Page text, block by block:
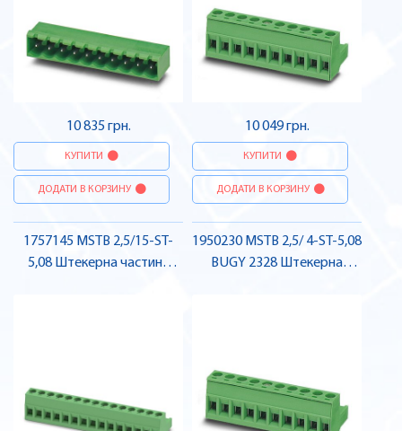
10 835 грн.
КУПИТИ
ДОДАТИ В КОРЗИНУ
10 049 грн.
КУПИТИ
ДОДАТИ В КОРЗИНУ
1757145 MSTB 2,5/15-ST-
5,08 Штекерна частина
1950230 MSTB 2,5/ 4-ST-5,08
BUGY 2328 Штекерна